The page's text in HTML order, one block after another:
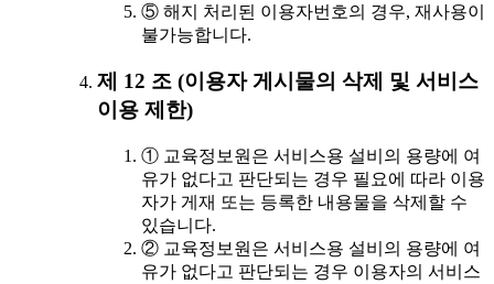
⑤ 해지 처리된 이용자번호의 경우, 재사용이
불가능합니다.
제 12 조 (이용자 게시물의 삭제 및 서비스
이용 제한)
① 교육정보원은 서비스용 설비의 용량에 여
유가 없다고 판단되는 경우 필요에 따라 이용
자가 게재 또는 등록한 내용물을 삭제할 수
있습니다.
② 교육정보원은 서비스용 설비의 용량에 여
유가 없다고 판단되는 경우 이용자의 서비스